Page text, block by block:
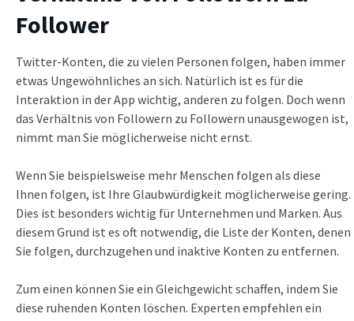
Follower
Twitter-Konten, die zu vielen Personen folgen, haben immer
etwas Ungewöhnliches an sich. Natürlich ist es für die
Interaktion in der App wichtig, anderen zu folgen. Doch wenn
das Verhältnis von Followern zu Followern unausgewogen ist,
nimmt man Sie möglicherweise nicht ernst.
Wenn Sie beispielsweise mehr Menschen folgen als diese
Ihnen folgen, ist Ihre Glaubwürdigkeit möglicherweise gering.
Dies ist besonders wichtig für Unternehmen und Marken. Aus
diesem Grund ist es oft notwendig, die Liste der Konten, denen
Sie folgen, durchzugehen und inaktive Konten zu entfernen.
Zum einen können Sie ein Gleichgewicht schaffen, indem Sie
diese ruhenden Konten löschen. Experten empfehlen ein